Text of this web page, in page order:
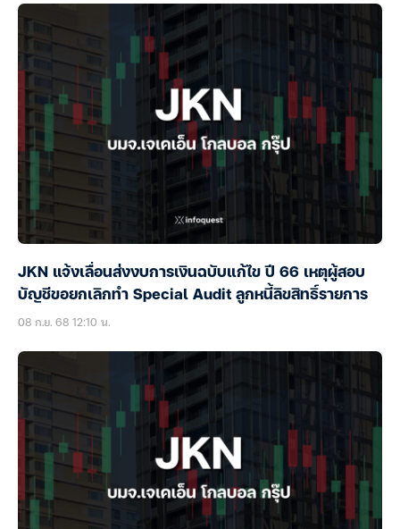
JKN แจ้งเลื่อนส่งงบการเงินฉบับแก้ไข ปี 66 เหตุผู้สอบ
บัญชีขอยกเลิกทำ Special Audit ลูกหนี้ลิขสิทธิ์รายการ
08 ก.ย. 68 12:10 น.